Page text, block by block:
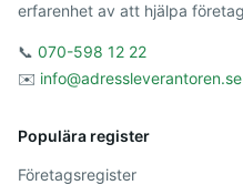
erfarenhet av att hjälpa
📞 070-598 12 22
✉️ info@adressleverantoren.se
Populära register
Företagsregister